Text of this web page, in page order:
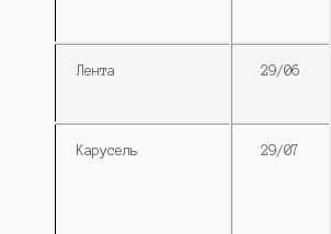
Лента 29/06
Карусель 29/07